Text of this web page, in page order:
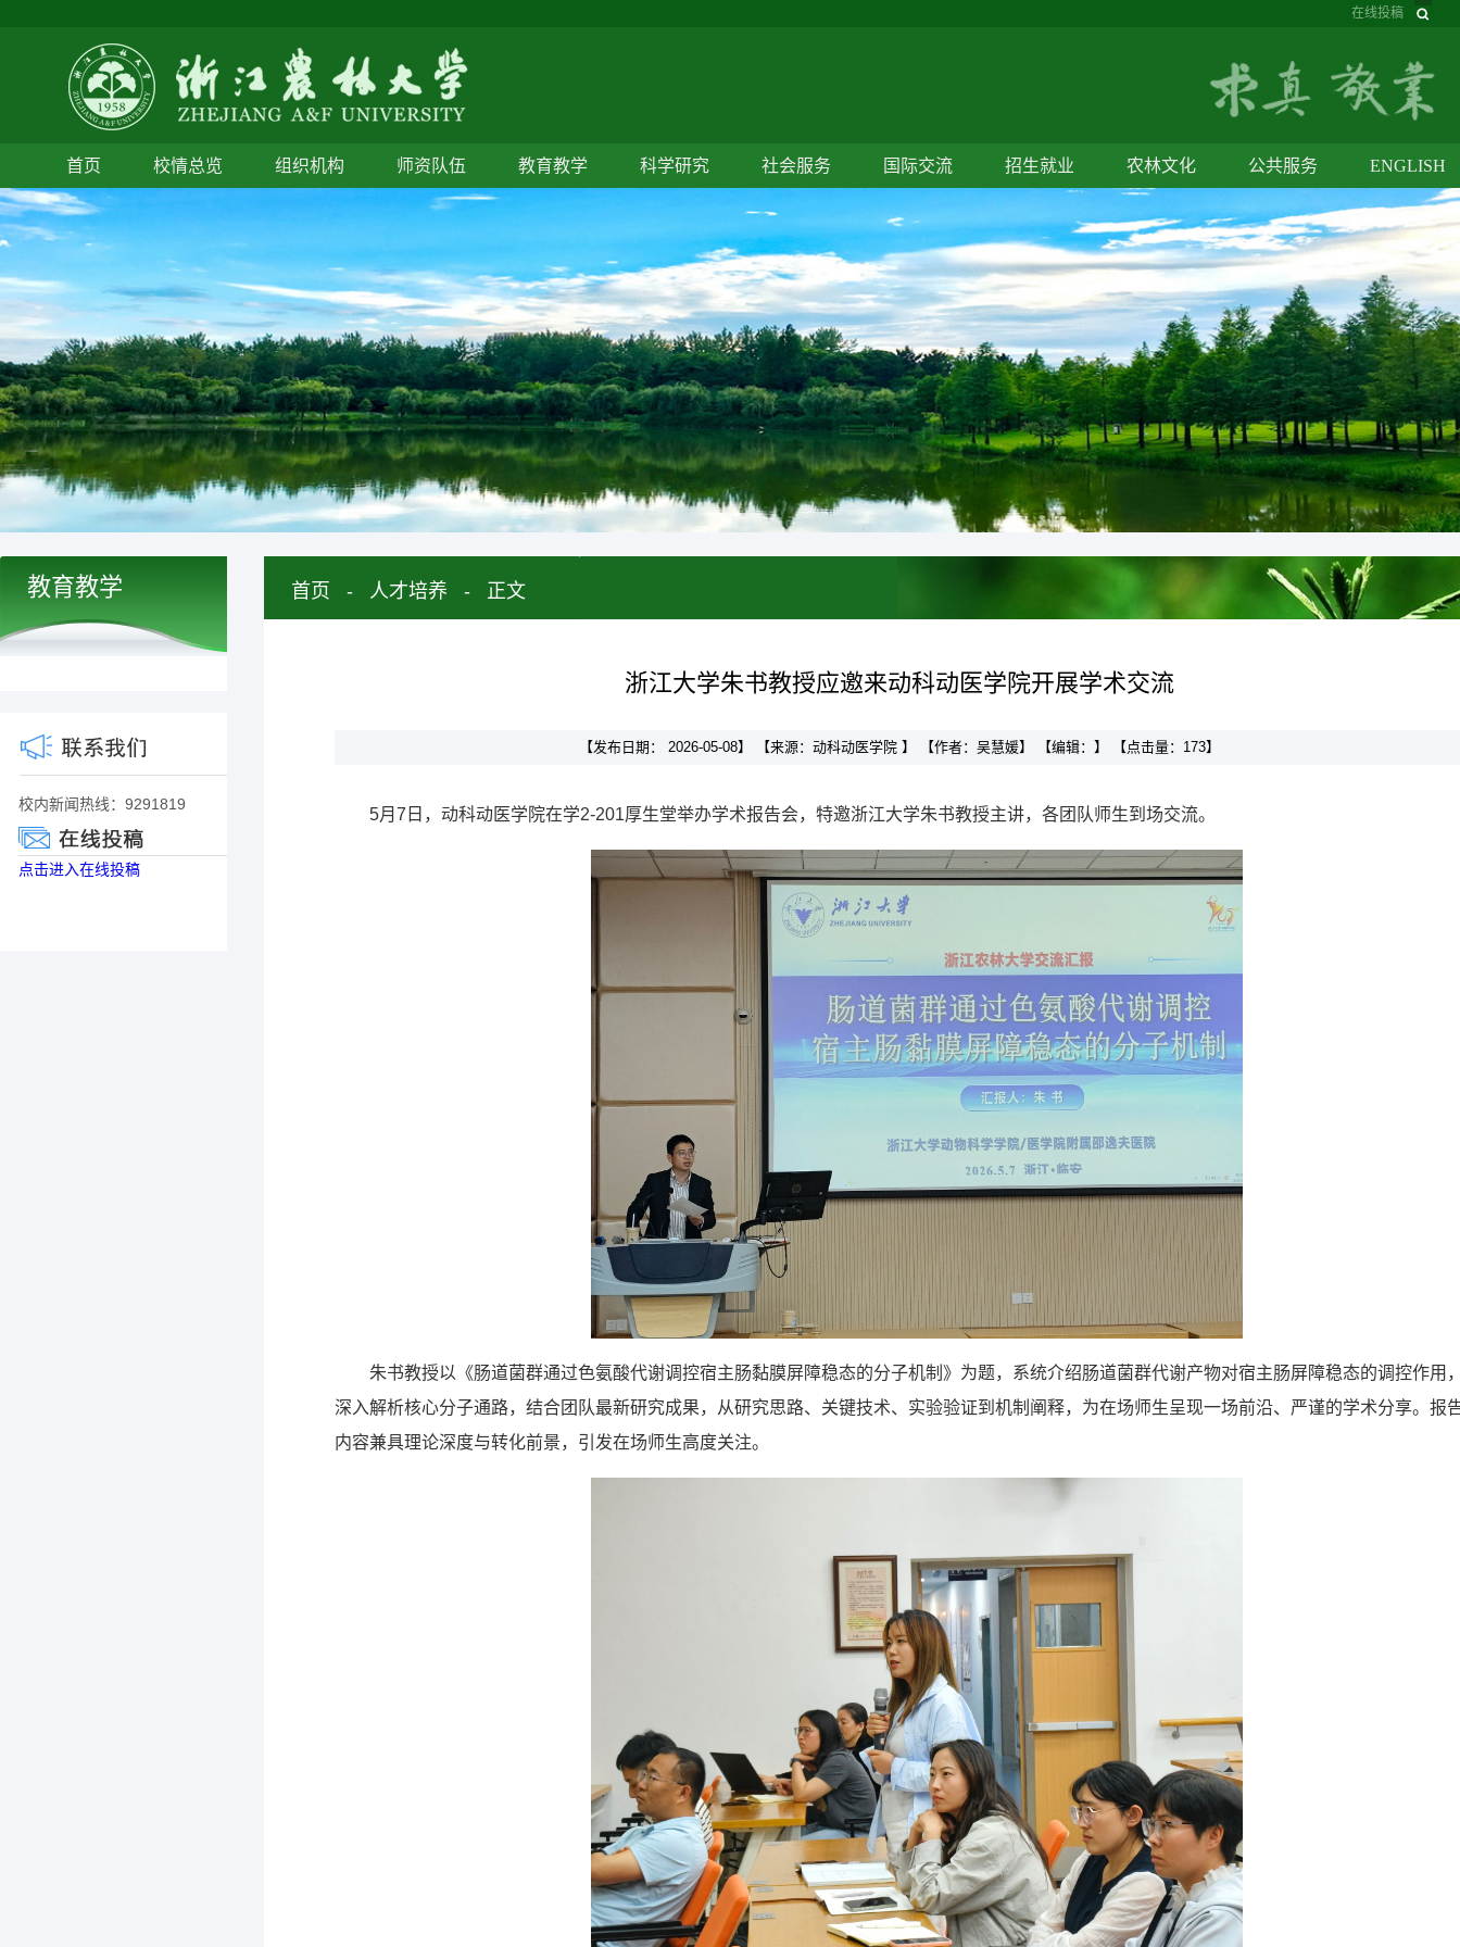
在线投稿
首页 校情总览 组织机构 师资队伍 教育教学 科学研究 社会服务 国际交流 招生就业 农林文化 公共服务 ENGLISH
教育教学
校内新闻热线：9291819
点击进入在线投稿
首页 - 人才培养 - 正文
浙江大学朱书教授应邀来动科动医学院开展学术交流
【发布日期： 2026-05-08】 【来源：动科动医学院 】 【作者：吴慧媛】 【编辑：】 【点击量： 173】
5月7日，动科动医学院在学2-201厚生堂举办学术报告会，特邀浙江大学朱书教授主讲，各团队师生到场交流。
朱书教授以《肠道菌群通过色氨酸代谢调控宿主肠黏膜屏障稳态的分子机制》为题，系统介绍肠道菌群代谢产物对宿主肠屏障稳态的调控作用
深入解析核心分子通路，结合团队最新研究成果，从研究思路、关键技术、实验验证到机制阐释，为在场师生呈现一场前沿、严谨的学术分享。报
内容兼具理论深度与转化前景，引发在场师生高度关注。